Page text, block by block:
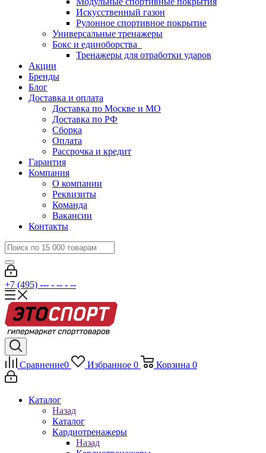
Искусственный газон
Рулонное спортивное покрытие
Универсальные тренажеры
Бокс и единоборства
Тренажеры для отработки ударов
Акции
Бренды
Блог
Доставка и оплата
Доставка по Москве и МО
Доставка по РФ
Сборка
Оплата
Рассрочка и кредит
Гарантия
Компания
О компании
Реквизиты
Команда
Вакансии
Контакты
+7 (495) --- - -- - --
Сравнение0 Избранное 0 Корзина 0
Каталог
Назад
Каталог
Кардиотренажеры
Назад